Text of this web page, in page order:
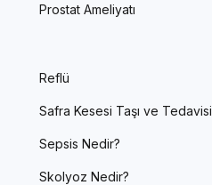
Prostat Ameliyatı
Reflü
Safra Kesesi Taşı ve Tedavisi
Sepsis Nedir?
Skolyoz Nedir?